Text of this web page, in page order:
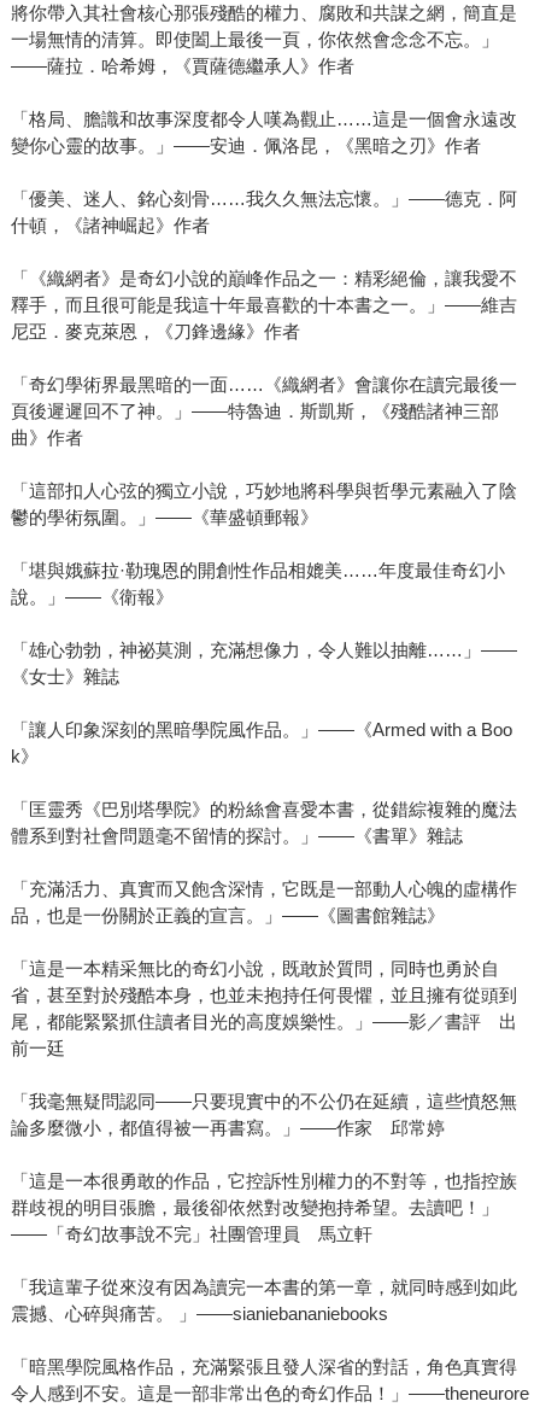
將你帶入其社會核心那張殘酷的權力、腐敗和共謀之網，簡直是
一場無情的清算。即使闔上最後一頁，你依然會念念不忘。」
——薩拉．哈希姆，《賈薩德繼承人》作者
「格局、膽識和故事深度都令人嘆為觀止……這是一個會永遠改
變你心靈的故事。」——安迪．佩洛昆，《黑暗之刃》作者
「優美、迷人、銘心刻骨……我久久無法忘懷。」——德克．阿
什頓，《諸神崛起》作者
「《織網者》是奇幻小說的巔峰作品之一：精彩絕倫，讓我愛不
釋手，而且很可能是我這十年最喜歡的十本書之一。」——維吉
尼亞．麥克萊恩，《刀鋒邊緣》作者
「奇幻學術界最黑暗的一面……《織網者》會讓你在讀完最後一
頁後遲遲回不了神。」——特魯迪．斯凱斯，《殘酷諸神三部
曲》作者
「這部扣人心弦的獨立小說，巧妙地將科學與哲學元素融入了陰
鬱的學術氛圍。」——《華盛頓郵報》
「堪與娥蘇拉·勒瑰恩的開創性作品相媲美……年度最佳奇幻小
說。」——《衛報》
「雄心勃勃，神祕莫測，充滿想像力，令人難以抽離……」——
《女士》雜誌
「讓人印象深刻的黑暗學院風作品。」——《Armed with a Boo
k》
「匡靈秀《巴別塔學院》的粉絲會喜愛本書，從錯綜複雜的魔法
體系到對社會問題毫不留情的探討。」——《書單》雜誌
「充滿活力、真實而又飽含深情，它既是一部動人心魄的虛構作
品，也是一份關於正義的宣言。」——《圖書館雜誌》
「這是一本精采無比的奇幻小說，既敢於質問，同時也勇於自
省，甚至對於殘酷本身，也並未抱持任何畏懼，並且擁有從頭到
尾，都能緊緊抓住讀者目光的高度娛樂性。」——影／書評 出
前一廷
「我毫無疑問認同——只要現實中的不公仍在延續，這些憤怒無
論多麼微小，都值得被一再書寫。」——作家 邱常婷
「這是一本很勇敢的作品，它控訴性別權力的不對等，也指控族
群歧視的明目張膽，最後卻依然對改變抱持希望。去讀吧！」
——「奇幻故事說不完」社團管理員 馬立軒
「我這輩子從來沒有因為讀完一本書的第一章，就同時感到如此
震撼、心碎與痛苦。 」——sianiebananiebooks
「暗黑學院風格作品，充滿緊張且發人深省的對話，角色真實得
令人感到不安。這是一部非常出色的奇幻作品！」——theneurore